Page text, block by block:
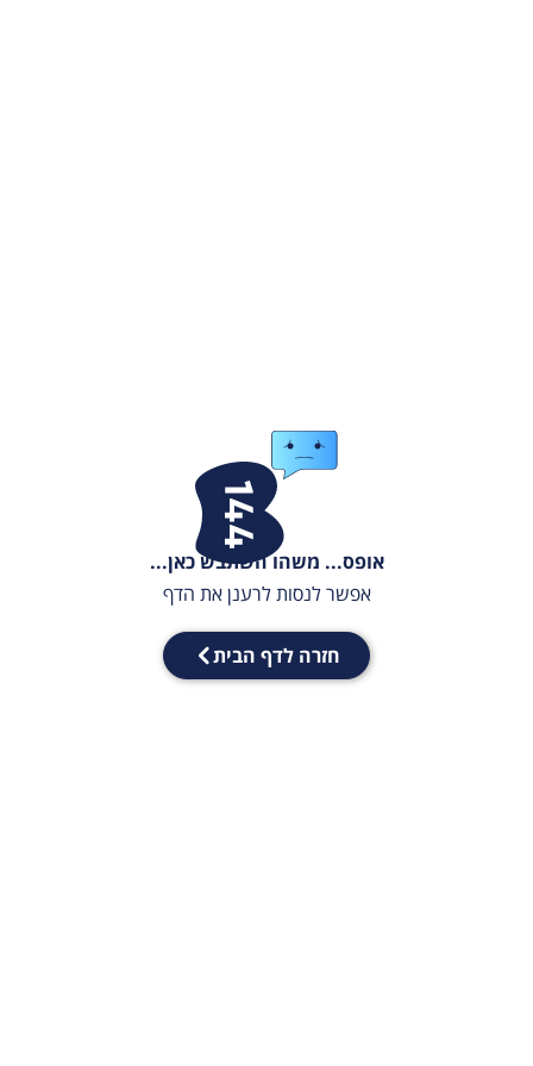
אופס... משהו השתבש כאן...
אפשר לנסות לרענן את הדף
חזרה לדף הבית